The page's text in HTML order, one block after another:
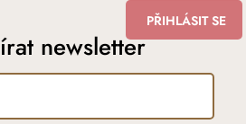
newsletter
PŘIHLÁSIT SE